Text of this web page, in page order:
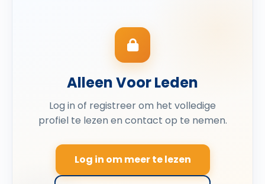
Alleen Voor Leden
Log in of registreer om het volledige
profiel te lezen en contact op te nemen.
Log in om meer te lezen